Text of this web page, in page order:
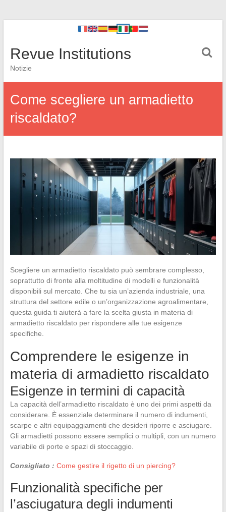
Revue Institutions
Notizie
Come scegliere un armadietto
riscaldato?
Scegliere un armadietto riscaldato può sembrare complesso,
soprattutto di fronte alla moltitudine di modelli e funzionalità
disponibili sul mercato. Che tu sia un’azienda industriale, una
struttura del settore edile o un’organizzazione agroalimentare,
questa guida ti aiuterà a fare la scelta giusta in materia di
armadietto riscaldato per rispondere alle tue esigenze
specifiche.
Comprendere le esigenze in
materia di armadietto riscaldato
Esigenze in termini di capacità
La capacità dell’armadietto riscaldato è uno dei primi aspetti da
considerare. È essenziale determinare il numero di indumenti,
scarpe e altri equipaggiamenti che desideri riporre e asciugare.
Gli armadietti possono essere semplici o multipli, con un numero
variabile di porte e spazi di stoccaggio.
Consigliato : Come gestire il rigetto di un piercing?
Funzionalità specifiche per
l’asciugatura degli indumenti